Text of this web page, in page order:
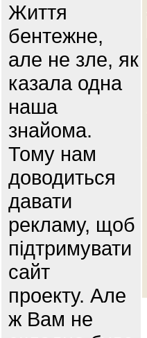
Життя
бентежне,
але не зле, як
казала одна
наша
знайома.
Тому нам
доводиться
давати
рекламу, щоб
підтримувати
сайт
проекту. Але
ж Вам не